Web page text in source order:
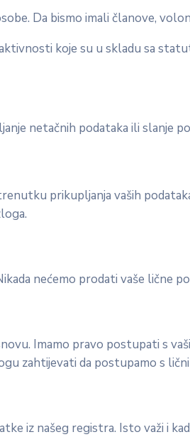
Da bismo imali članove,
koje su u skladu sa
netačnih podataka ili slanje
prikupljanja vaših
nećemo prodati vaše lične
Imamo pravo postupati s
zahtijevati da postupamo s
iz našeg registra. Isto važi i